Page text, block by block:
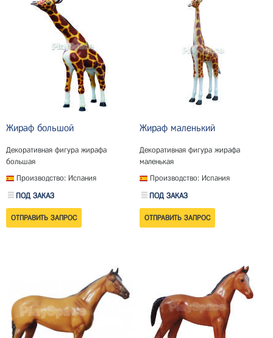
Жираф большой
Декоративная фигура жирафа
большая
Производство: Испания
ПОД ЗАКАЗ
Жираф маленький
Декоративная фигура жирафа
маленькая
Производство: Испания
ПОД ЗАКАЗ